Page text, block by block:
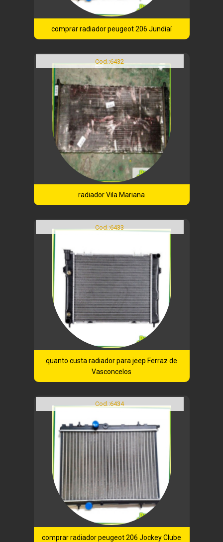
comprar radiador peugeot 206 Jundiaí
Cod.:6432
radiador Vila Mariana
Cod.:6433
quanto custa radiador para jeep Ferraz de
Vasconcelos
Cod.:6434
comprar radiador peugeot 206 Jockey Clube